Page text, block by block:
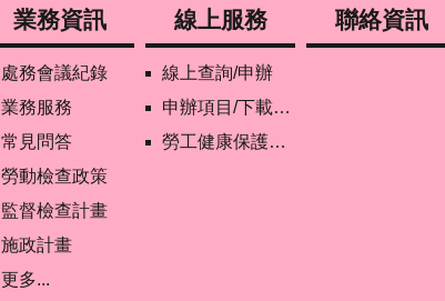
業務資訊
處務會議紀錄
業務服務
常見問答
勞動檢查政策
監督檢查計畫
施政計畫
更多...
線上服務
線上查詢/申辦
申辦項目/下載表格
勞工健康保護管理報備資訊網
聯絡資訊